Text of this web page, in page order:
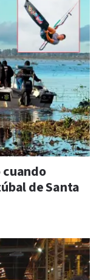
de Santa